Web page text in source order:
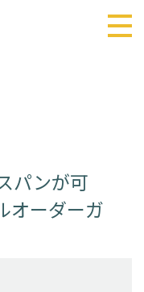
パンが可
オーダーガ